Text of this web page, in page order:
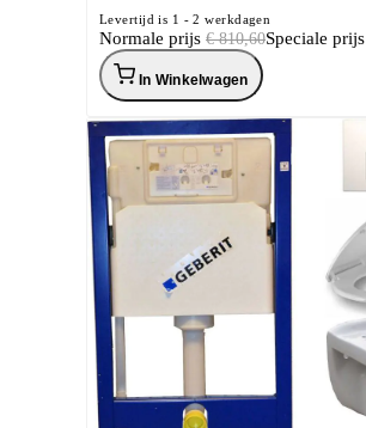
Levertijd is 1 - 2 werkdagen
Speciale prijs
Normale prijs € 810,60
In Winkelwagen